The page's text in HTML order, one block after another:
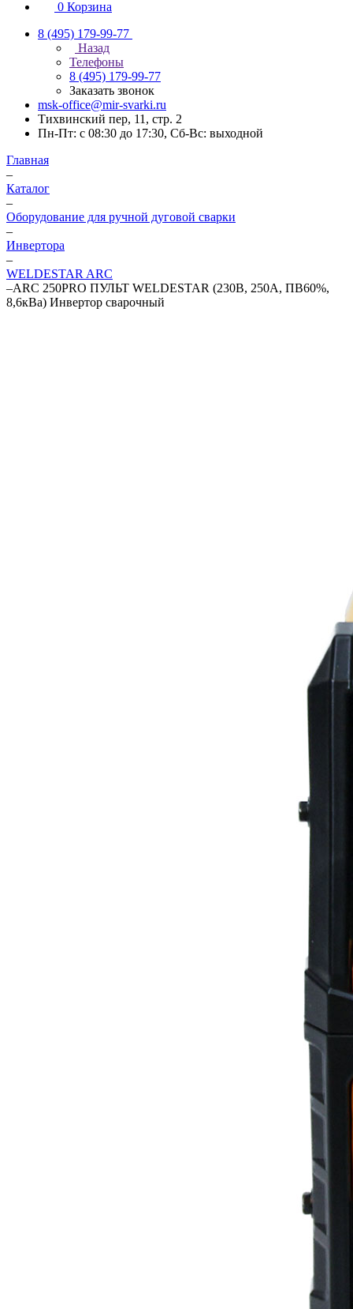
0 Корзина
8 (495) 179-99-77
Назад
Телефоны
8 (495) 179-99-77
Заказать звонок
msk-office@mir-svarki.ru
Тихвинский пер, 11, стр. 2
Пн-Пт: с 08:30 до 17:30, Сб-Вс: выходной
Главная
–
Каталог
–
Оборудование для ручной дуговой сварки
–
Инвертора
–
WELDESTAR ARC
–ARC 250PRO ПУЛЬТ WELDESTAR (230В, 250А, ПВ60%,
8,6кВа) Инвертор сварочный